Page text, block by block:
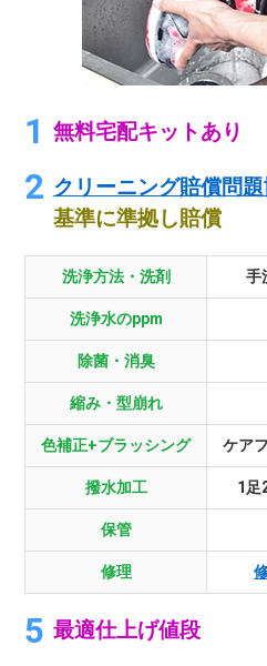
無料宅配キットあり
クリーニング賠償問
基準に準拠し賠償
洗浄方法・洗剤 手
洗浄水のppm
除菌・消臭
縮み・型崩れ
色補正+ブラッシング ケア
撥水加工 1足
保管
修理
最適仕上げ値段